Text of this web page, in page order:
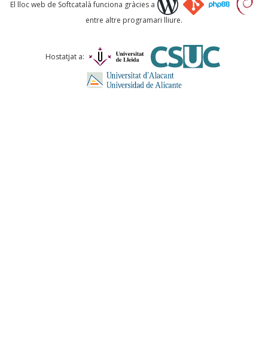
Comentari *
El lloc web de Softcatalà funciona gràcies a
entre altre programari lliure.
Hostatjat a: